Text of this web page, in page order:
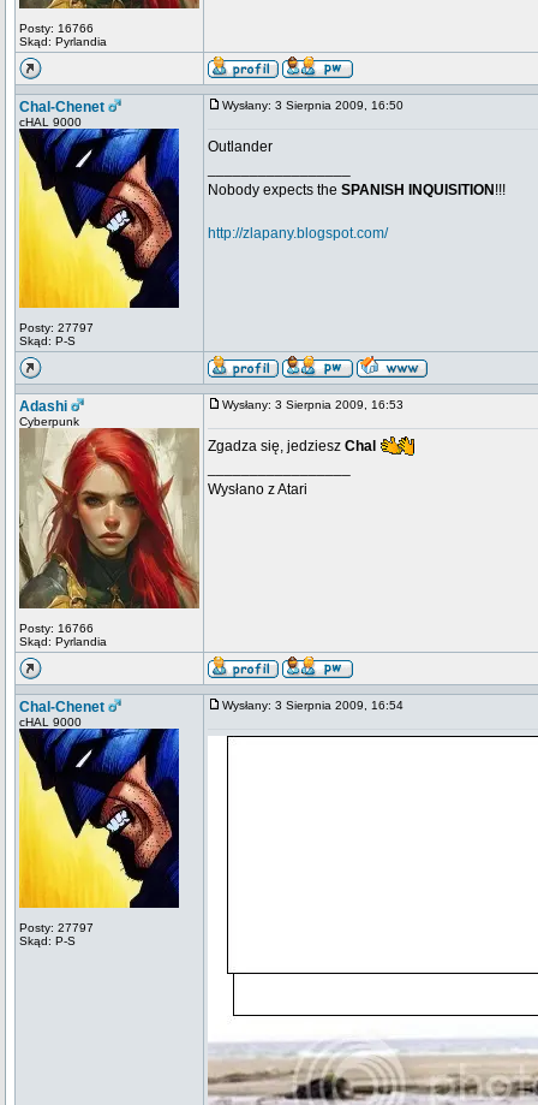
Posty: 16766
Skąd: Pyrlandia
Chal-Chenet
cHAL 9000
Posty: 27797
Skąd: P-S
Wysłany: 3 Sierpnia 2009, 16:50
Outlander
Nobody expects the SPANISH INQUISITION !!!
http://zlapany.blogspot.com/
Adashi
Cyberpunk
Posty: 16766
Skąd: Pyrlandia
Wysłany: 3 Sierpnia 2009, 16:53
Zgadza się, jedziesz Chal
Wysłano z Atari
Chal-Chenet
cHAL 9000
Posty: 27797
Skąd: P-S
Wysłany: 3 Sierpnia 2009, 16:54